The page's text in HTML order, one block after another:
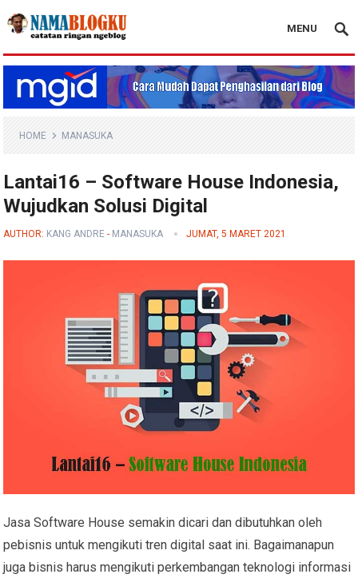
Nama Blogku
MENU
HOME MANASUKA
Lantai16 – Software House Indonesia,
Wujudkan Solusi Digital
AUTHOR: KANG ANDRE - MANASUKA JUMAT, 5 MARET 2021
Jasa Software House semakin dicari dan dibutuhkan oleh
pebisnis untuk mengikuti tren digital saat ini. Bagaimanapun
juga bisnis harus mengikuti perkembangan teknologi informasi